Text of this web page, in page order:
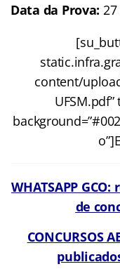
Data da Prova:
content/
UFSM.pdf”
WHATSAPP
de
CONCURSOS